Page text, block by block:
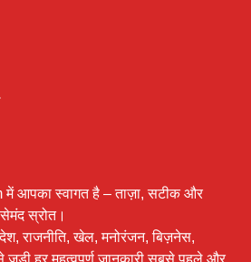
आपका स्वागत है – ताज़ा, सटीक और
स्रोत।
राजनीति, खेल, मनोरंजन, बिज़नेस,